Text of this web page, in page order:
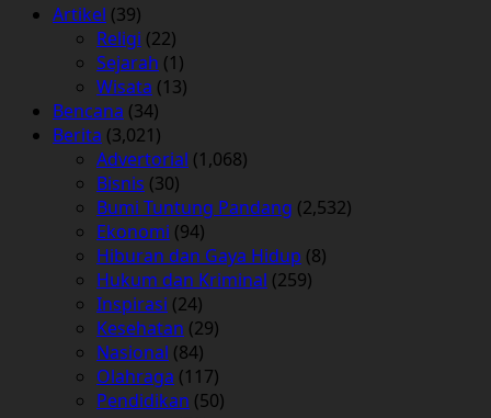
Artikel (39)
Religi (22)
Sejarah (1)
Wisata (13)
Bencana (34)
Berita (3,021)
Advertorial (1,068)
Bisnis (30)
Bumi Tuntung Pandang (2,532)
Ekonomi (94)
Hiburan dan Gaya Hidup (8)
Hukum dan Kriminal (259)
Inspirasi (24)
Kesehatan (29)
Nasional (84)
Olahraga (117)
Pendidikan (50)